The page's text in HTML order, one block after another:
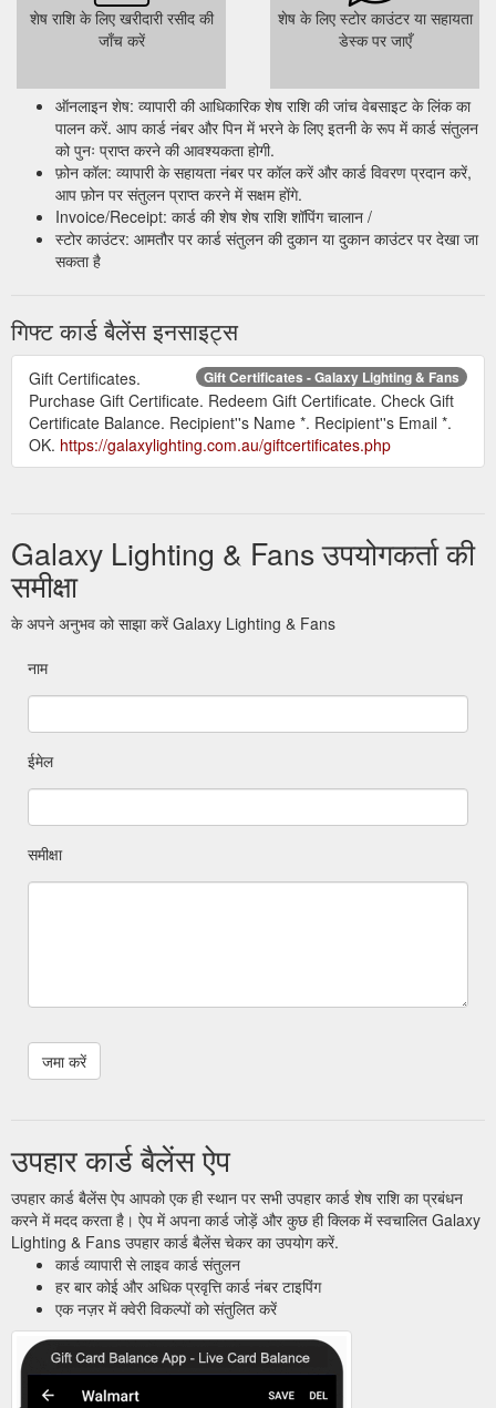
शेष राशि के लिए खरीदारी रसीद की
जाँच करें
शेष के लिए स्टोर काउंटर या सहायता
डेस्क पर जाएँ
ऑनलाइन शेष: व्यापारी की आधिकारिक शेष राशि की जांच वेबसाइट के लिंक का
पालन करें. आप कार्ड नंबर और पिन में भरने के लिए इतनी के रूप में कार्ड संतुलन
को पुनः प्राप्त करने की आवश्यकता होगी.
फ़ोन कॉल: व्यापारी के सहायता नंबर पर कॉल करें और कार्ड विवरण प्रदान करें,
आप फ़ोन पर संतुलन प्राप्त करने में सक्षम होंगे.
Invoice/Receipt: कार्ड की शेष शेष राशि शॉपिंग चालान /
स्टोर काउंटर: आमतौर पर कार्ड संतुलन की दुकान या दुकान काउंटर पर देखा जा
सकता है
गिफ्ट कार्ड बैलेंस इनसाइट्स
Gift Certificates - Galaxy Lighting & Fans
Gift Certificates.
Purchase Gift Certificate. Redeem Gift Certificate. Check Gift
Certificate Balance. Recipient''s Name *. Recipient''s Email *.
OK. https://galaxylighting.com.au/giftcertificates.php
Galaxy Lighting & Fans उपयोगकर्ता की
समीक्षा
के अपने अनुभव को साझा करें Galaxy Lighting & Fans
नाम
ईमेल
समीक्षा
उपहार कार्ड बैलेंस ऐप
उपहार कार्ड बैलेंस ऐप आपको एक ही स्थान पर सभी उपहार कार्ड शेष राशि का प्रबंधन
करने में मदद करता है। ऐप में अपना कार्ड जोड़ें और कुछ ही क्लिक में स्वचालित Galaxy
Lighting & Fans उपहार कार्ड बैलेंस चेकर का उपयोग करें.
कार्ड व्यापारी से लाइव कार्ड संतुलन
हर बार कोई और अधिक प्रवृत्ति कार्ड नंबर टाइपिंग
एक नज़र में क्वेरी विकल्पों को संतुलित करें